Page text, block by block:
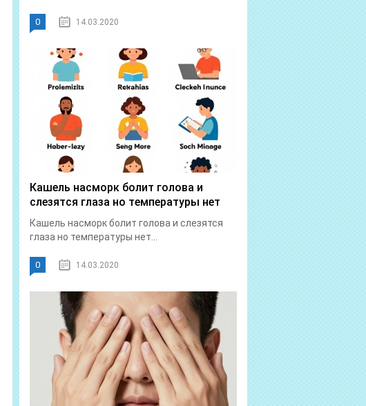
0 14.03.2020
Кашель насморк болит голова и
слезятся глаза но температуры нет
Кашель насморк болит голова и слезятся
глаза но температуры нет...
0 14.03.2020